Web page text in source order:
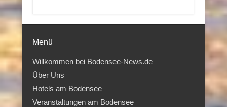
Menü
Willkommen bei Bodensee-News.de
Über Uns
Hotels am Bodensee
Veranstaltungen am Bodensee